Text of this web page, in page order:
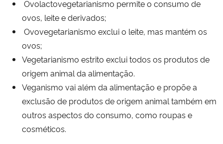
Secretaria-Geral
Secretaria de Governo
Gabinete de Segurança Institucional
Advocacia-Geral da União
Banco Central do Brasil
Ovolactovegetarianismo permite o consumo de
ovos, leite e derivados;
Ovovegetarianismo exclui o leite, mas mantém os
ovos;
Vegetarianismo estrito exclui todos os produtos de
origem animal da alimentação.
Veganismo vai além da alimentação e propõe a
exclusão de produtos de origem animal também em
outros aspectos do consumo, como roupas e
cosméticos.